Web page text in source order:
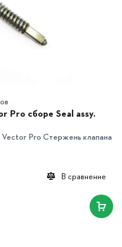
Pro сборе Seal assy.
Pro Стержень клапана
В сравнение